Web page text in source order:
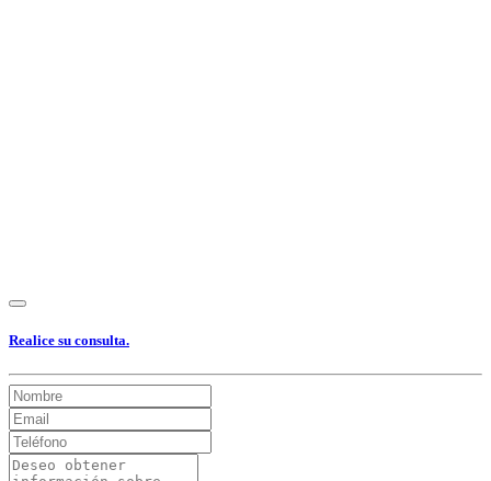
Realice su consulta.